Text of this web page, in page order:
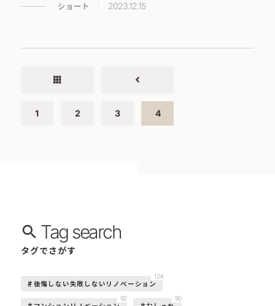
ショート 2023.12.15
apps chevron_left
1 2 3 4
Tag search
タグでさがす
後悔しない失敗しないリノベーション
124
92 90